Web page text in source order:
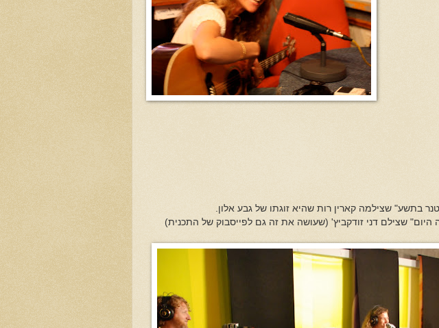
בתשע" שצילמה קארין רות שהיא זוגתו של גבע אלון.
שצילם דני זודקביץ' (שעושה את זה גם לפייסבוק של התכנית)